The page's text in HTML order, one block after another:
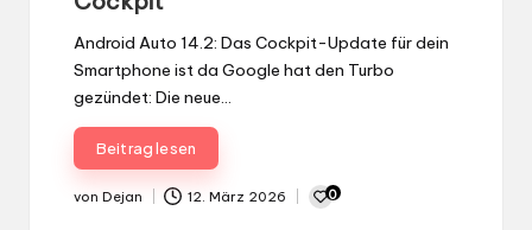
Android Auto 14.2: Das Cockpit-Update für dein
Smartphone ist da Google hat den Turbo
gezündet: Die neue…
Beitrag lesen
Gepostet
von Dejan 12. März 2026 0